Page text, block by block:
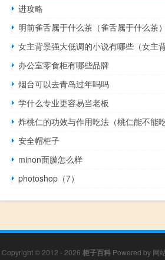
进攻略
明前雀舌属于什么茶（雀舌属于什么茶）
女主背景强大低调的小说有哪些（女主
办公室零食柜有哪些品牌
烟台可以去青岛过年吗吗
学什么专业更容易当老板
炸桃仁的功效与作用吃法（桃仁能不能吃
安全帽柜子
minon面膜怎么样
photoshop（7）
Copyright © 2012 - 2026 柜子百科 Powered by 网